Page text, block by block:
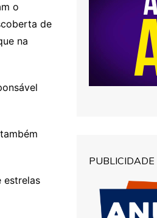
o
de
na
estrelas